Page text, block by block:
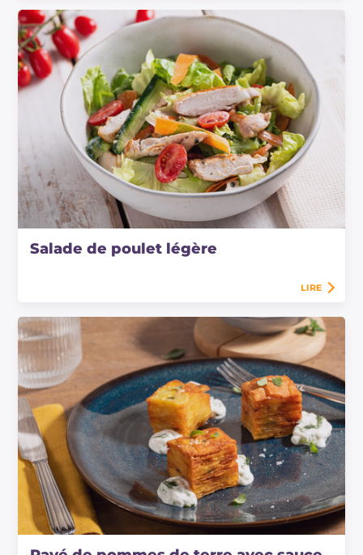
Salade de poulet légère
LIRE